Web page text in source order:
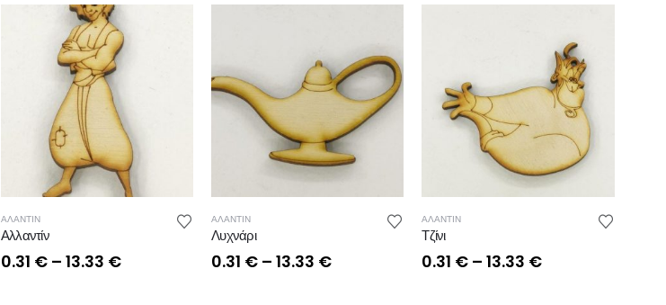
ΑΛΑΝΤΙΝ
Αλλαντίν
0.31 € – 13.33 €Price
ΑΛΑΝΤΙΝ
Λυχνάρι
0.31 € – 13.33 €Price
ΑΛΑΝΤΙΝ
Τζίνι
0.31 € – 13.33 €Price